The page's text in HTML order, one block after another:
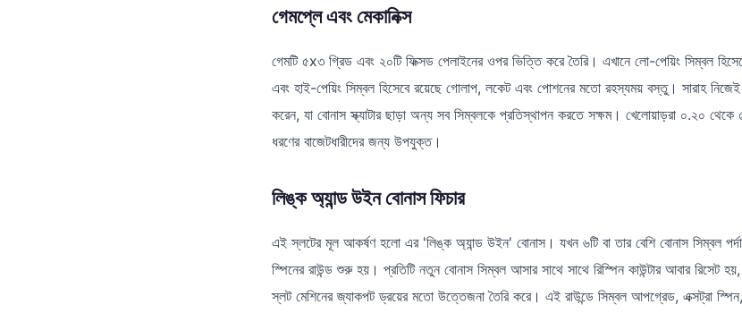
গেমপ্লে এবং মেকানিক্স
গেমটি ৫x৩ গ্রিড এবং ২০টি ফিক্সড পেলাইনের ওপর ভিত্তি করে তৈরি। এখানে লো-পেয়িং সিম্বল
এবং হাই-পেয়িং সিম্বল হিসেবে রয়েছে গোলাপ, লকেট এবং পোশনের মতো রহস্যময় বস্তু। সারাহ নিজেই
করেন, যা বোনাস স্ক্যাটার ছাড়া অন্য সব সিম্বলকে প্রতিস্থাপন করতে সক্ষম। খেলোয়াড়রা ০.২০ থেকে
ধরণের বাজেটধারীদের জন্য উপযুক্ত।
লিঙ্ক অ্যান্ড উইন বোনাস ফিচার
এই স্লটের মূল আকর্ষণ হলো এর 'লিঙ্ক অ্যান্ড উইন' বোনাস। যখন ৬টি বা তার বেশি বোনাস সিম্বল
স্পিনের রাউন্ড শুরু হয়। প্রতিটি নতুন বোনাস সিম্বল আসার সাথে সাথে রিস্পিন কাউন্টার আবার রিসেট
স্লট মেশিনের জ্যাকপট ড্রয়ের মতো উত্তেজনা তৈরি করে। এই রাউন্ডে সিম্বল আপগ্রেড, এক্সট্রা স্পিন,